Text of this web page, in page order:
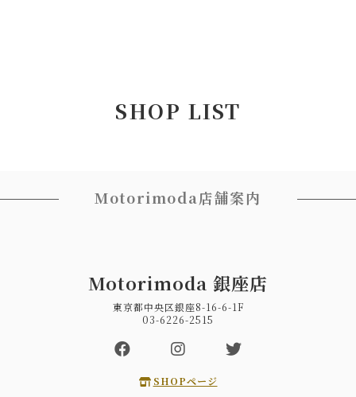
SHOP LIST
Motorimoda店舗案内
Motorimoda 銀座店
東京都中央区銀座8-16-6-1F
03-6226-2515
SHOPページ